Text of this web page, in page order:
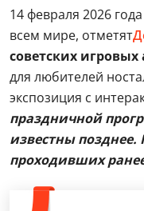
14 февраля 2026
всем мире, отметят
советских
для любителей
экспозиция с
праздничной
известны
проходивших